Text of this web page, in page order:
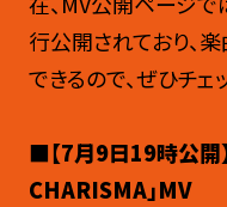
行公開されており、
できるので、ぜひチェ
■【7月9日19時公開
CHARISMA」MV